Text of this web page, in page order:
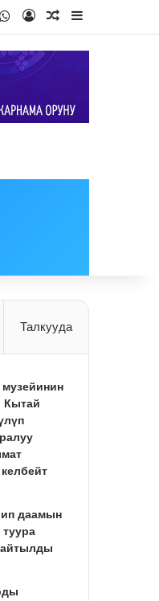
WhatsApp
Log InRandom Article
Sidebar
Талкууда
музейинин
Кытай
даамын